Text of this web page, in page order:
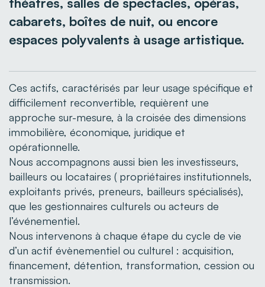
cabarets, boîtes de nuit, ou encore
espaces polyvalents à usage artistique.
Ces actifs, caractérisés par leur usage spécifique et
difficilement reconvertible, requièrent une
approche sur-mesure, à la croisée des dimensions
immobilière, économique, juridique et
opérationnelle.
Nous accompagnons aussi bien les investisseurs,
bailleurs ou locataires ( propriétaires institutionnels,
exploitants privés, preneurs, bailleurs spécialisés),
que les gestionnaires culturels ou acteurs de
l’événementiel.
Nous intervenons à chaque étape du cycle de vie
d’un actif évènementiel ou culturel : acquisition,
financement, détention, transformation, cession ou
transmission.